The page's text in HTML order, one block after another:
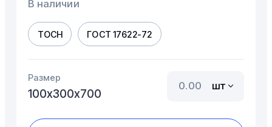
В наличии
ТОСН ГОСТ 17622-72
Размер
100х300х700
шт